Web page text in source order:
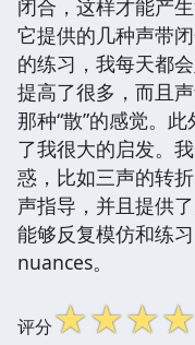
闭合，这样才能产
它提供的几种声带
的练习，我每天都
提高了很多，而且
那种“散”的感觉。
了我很大的启发。
惑，比如三声的转
声指导，并且提供
能够反复模仿和练
nuances。
评分☆☆☆☆